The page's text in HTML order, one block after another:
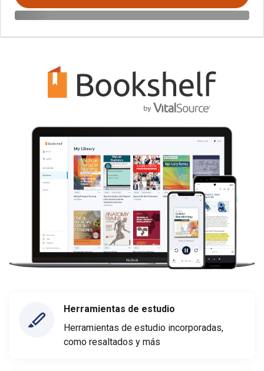
Herramientas de estudio
Herramientas de estudio incorporadas,
como resaltados y más